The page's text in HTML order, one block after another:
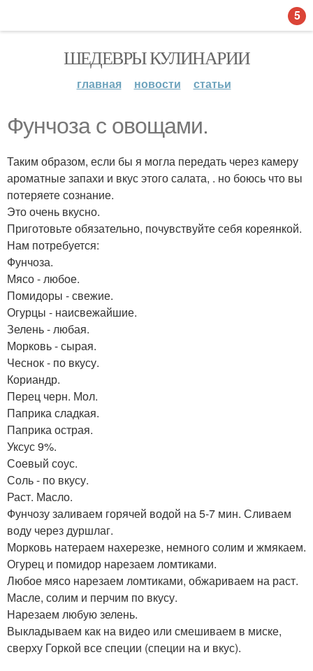
ШЕДЕВРЫ КУЛИНАРИИ
главная новости статьи
Фунчоза с овощами.
Таким образом, если бы я могла передать через камеру
ароматные запахи и вкус этого салата, . но боюсь что вы
потеряете сознание.
Это очень вкусно.
Приготовьте обязательно, почувствуйте себя кореянкой.
Нам потребуется:
Фунчоза.
Мясо - любое.
Помидоры - свежие.
Огурцы - наисвежайшие.
Зелень - любая.
Морковь - сырая.
Чеснок - по вкусу.
Кориандр.
Перец черн. Мол.
Паприка сладкая.
Паприка острая.
Уксус 9%.
Соевый соус.
Соль - по вкусу.
Раст. Масло.
Фунчозу заливаем горячей водой на 5-7 мин. Сливаем
воду через дуршлаг.
Морковь натераем нахерезке, немного солим и жмякаем.
Огурец и помидор нарезаем ломтиками.
Любое мясо нарезаем ломтиками, обжариваем на раст.
Масле, солим и перчим по вкусу.
Нарезаем любую зелень.
Выкладываем как на видео или смешиваем в миске,
сверху Горкой все специи (специи на и вкус).
5